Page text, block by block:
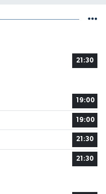
21:30
19:00
19:00
21:30
21:30